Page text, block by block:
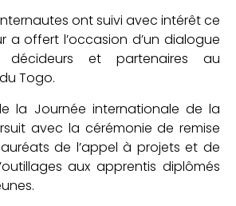
ont suivi avec intérêt ce
a offert l’occasion d’un dialogue
décideurs et partenaires au
Togo.
la Journée internationale de la
avec la cérémonie de remise
de l’appel à projets et de
aux apprentis diplômés